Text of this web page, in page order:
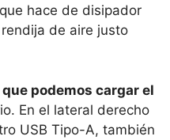
hace de disipador
de aire justo
podemos cargar el
En el lateral derecho
USB Tipo-A, también